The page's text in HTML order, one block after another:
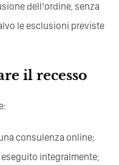
dell’ordine, senza
le esclusioni previste
il recesso
consulenza online;
integralmente;